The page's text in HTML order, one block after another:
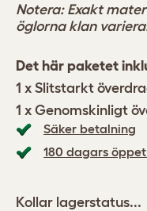
Säker betalning
180 dagars
Kollar lagerstatus...
Notera: Exakt
öglorna klan
Det här paketet
1 x Slitstarkt
1 x Genomskinligt